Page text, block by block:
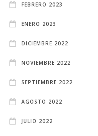
FEBRERO 2023
ENERO 2023
DICIEMBRE 2022
NOVIEMBRE 2022
SEPTIEMBRE 2022
AGOSTO 2022
JULIO 2022